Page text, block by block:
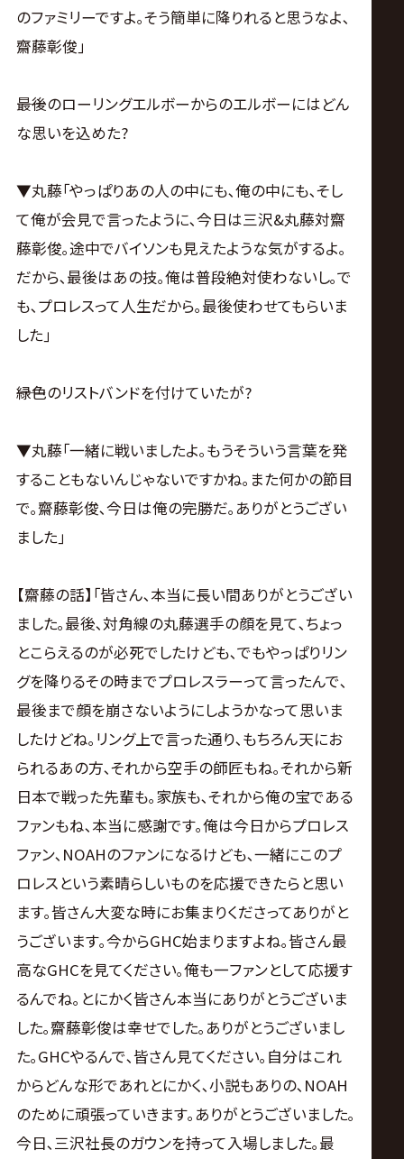
のファミリーですよ｡そう簡単に降りれると思うなよ､
齋藤彰俊｣
――最後のローリングエルボーからのエルボーにはどん
な思いを込めた?
▼丸藤｢やっぱりあの人の中にも､俺の中にも､そし
て俺が会見で言ったように､今日は三沢&丸藤対齋
藤彰俊｡途中でバイソンも見えたような気がするよ｡
だから､最後はあの技｡俺は普段絶対使わないし｡で
も､プロレスって人生だから｡最後使わせてもらいま
した｣
――緑色のリストバンドを付けていたが?
▼丸藤｢一緒に戦いましたよ｡もうそういう言葉を発
することもないんじゃないですかね｡また何かの節目
で｡齋藤彰俊､今日は俺の完勝だ｡ありがとうござい
ました｣
【齋藤の話】｢皆さん､本当に長い間ありがとうござい
ました｡最後､対角線の丸藤選手の顔を見て､ちょっ
とこらえるのが必死でしたけども､でもやっぱりリン
グを降りるその時までプロレスラーって言ったんで､
最後まで顔を崩さないようにしようかなって思いま
したけどね｡リング上で言った通り､もちろん天にお
られるあの方､それから空手の師匠もね｡それから新
日本で戦った先輩も｡家族も､それから俺の宝である
ファンもね､本当に感謝です｡俺は今日からプロレス
ファン､NOAHのファンになるけども､一緒にこのプ
ロレスという素晴らしいものを応援できたらと思い
ます｡皆さん大変な時にお集まりくださってありがと
うございます｡今からGHC始まりますよね｡皆さん最
高なGHCを見てください｡俺も一ファンとして応援す
るんでね｡とにかく皆さん本当にありがとうございま
した｡齋藤彰俊は幸せでした｡ありがとうございまし
た｡GHCやるんで､皆さん見てください｡自分はこれ
からどんな形であれとにかく､小説もありの､NOAH
のために頑張っていきます｡ありがとうございました｡
今日､三沢社長のガウンを持って入場しました｡最